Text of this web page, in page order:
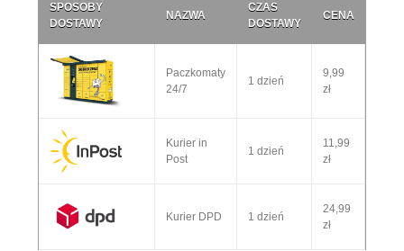
SPOSOBY
DOSTAWY
NAZWA
CZAS
DOSTAWY
CENA
Paczkomaty
24/7
1 dzień
9,99
zł
Kurier in
Post
1 dzień
11,99
zł
Kurier DPD 1 dzień
24,99
zł